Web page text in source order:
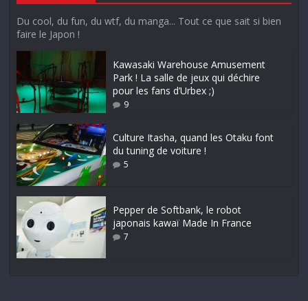
Du cool, du fun, du wtf, du manga... Tout ce que sait si bien
faire le Japon !
Kawasaki Warehouse Amusement
Park ! La salle de jeux qui déchire
pour les fans d’Urbex ;)
9
Culture Itasha, quand les Otaku font
du tuning de voiture !
5
Pepper de Softbank, le robot
japonais kawaï Made In France
7